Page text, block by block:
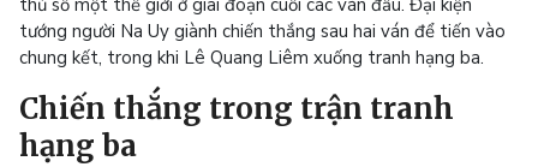
thủ số một thế giới ở giai đoạn cuối các ván đấu. Đại kiện
tướng người Na Uy giành chiến thắng sau hai ván để tiến vào
chung kết, trong khi Lê Quang Liêm xuống tranh hạng ba.
Chiến thắng trong trận tranh
hạng ba